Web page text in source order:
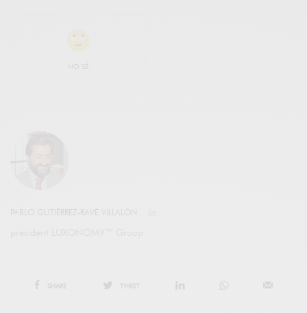
NO SÉ
PABLO GUTIÉRREZ-RAVÉ VILLALÓN
SHARE TWEET